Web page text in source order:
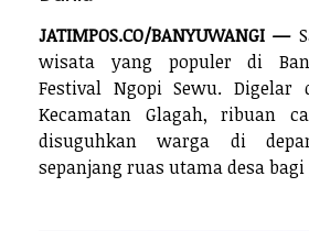
JATIMPOS.CO/BANYUWANGI —
wisata yang populer di
Festival Ngopi Sewu. Digelar
Kecamatan Glagah, ribuan
disuguhkan warga di
sepanjang ruas utama desa